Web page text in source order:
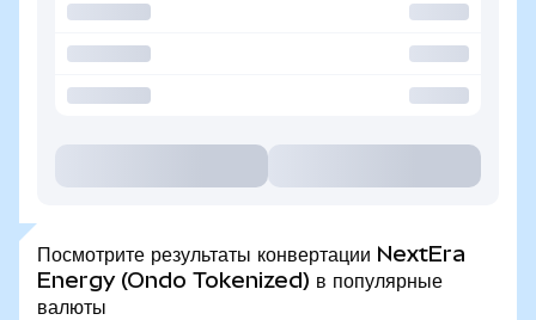
Посмотрите результаты конвертации NextEra
Energy (Ondo Tokenized) в популярные
валюты